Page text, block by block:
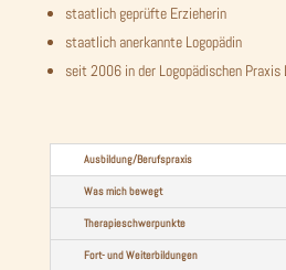
staatlich geprüfte Erzieherin
staatlich anerkannte Logopädin
seit 2006 in der Logopädischen Praxis
Ausbildung/Berufspraxis
Was mich bewegt
Therapieschwerpunkte
Fort- und Weiterbildungen